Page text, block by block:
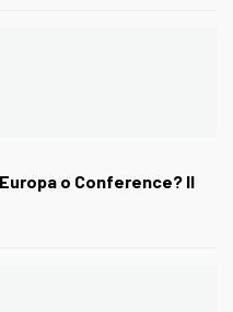
o Conference? Il